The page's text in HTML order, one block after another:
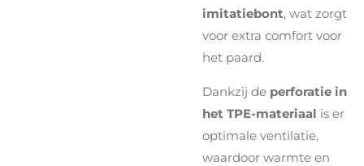
imitatiebont, wat zorgt
voor extra comfort voor
het paard.
Dankzij de perforatie in
het TPE-materiaal is er
optimale ventilatie,
waardoor warmte en